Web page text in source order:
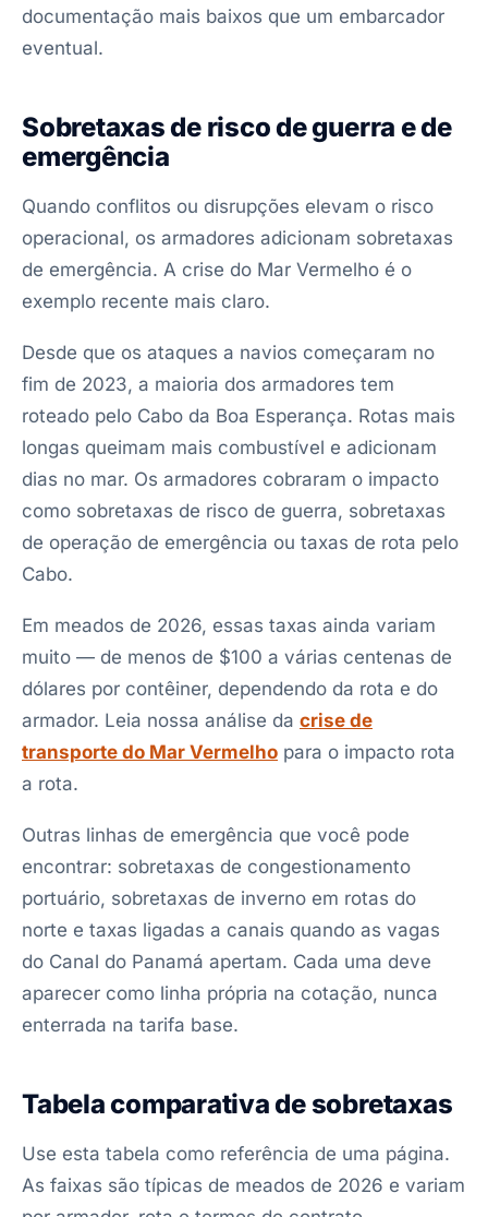
documentação mais baixos que um embarcador
eventual.
Sobretaxas de risco de guerra e de
emergência
Quando conflitos ou disrupções elevam o risco
operacional, os armadores adicionam sobretaxas
de emergência. A crise do Mar Vermelho é o
exemplo recente mais claro.
Desde que os ataques a navios começaram no
fim de 2023, a maioria dos armadores tem
roteado pelo Cabo da Boa Esperança. Rotas mais
longas queimam mais combustível e adicionam
dias no mar. Os armadores cobraram o impacto
como sobretaxas de risco de guerra, sobretaxas
de operação de emergência ou taxas de rota pelo
Cabo.
Em meados de 2026, essas taxas ainda variam
muito — de menos de $100 a várias centenas de
dólares por contêiner, dependendo da rota e do
armador. Leia nossa análise da crise de
transporte do Mar Vermelho para o impacto rota
a rota.
Outras linhas de emergência que você pode
encontrar: sobretaxas de congestionamento
portuário, sobretaxas de inverno em rotas do
norte e taxas ligadas a canais quando as vagas
do Canal do Panamá apertam. Cada uma deve
aparecer como linha própria na cotação, nunca
enterrada na tarifa base.
Tabela comparativa de sobretaxas
Use esta tabela como referência de uma página.
As faixas são típicas de meados de 2026 e variam